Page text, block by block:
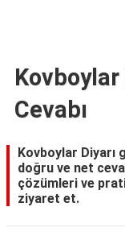
Kovboylar
Cevabı
Kovboylar Diyarı
doğru ve net
çözümleri ve
ziyaret et.